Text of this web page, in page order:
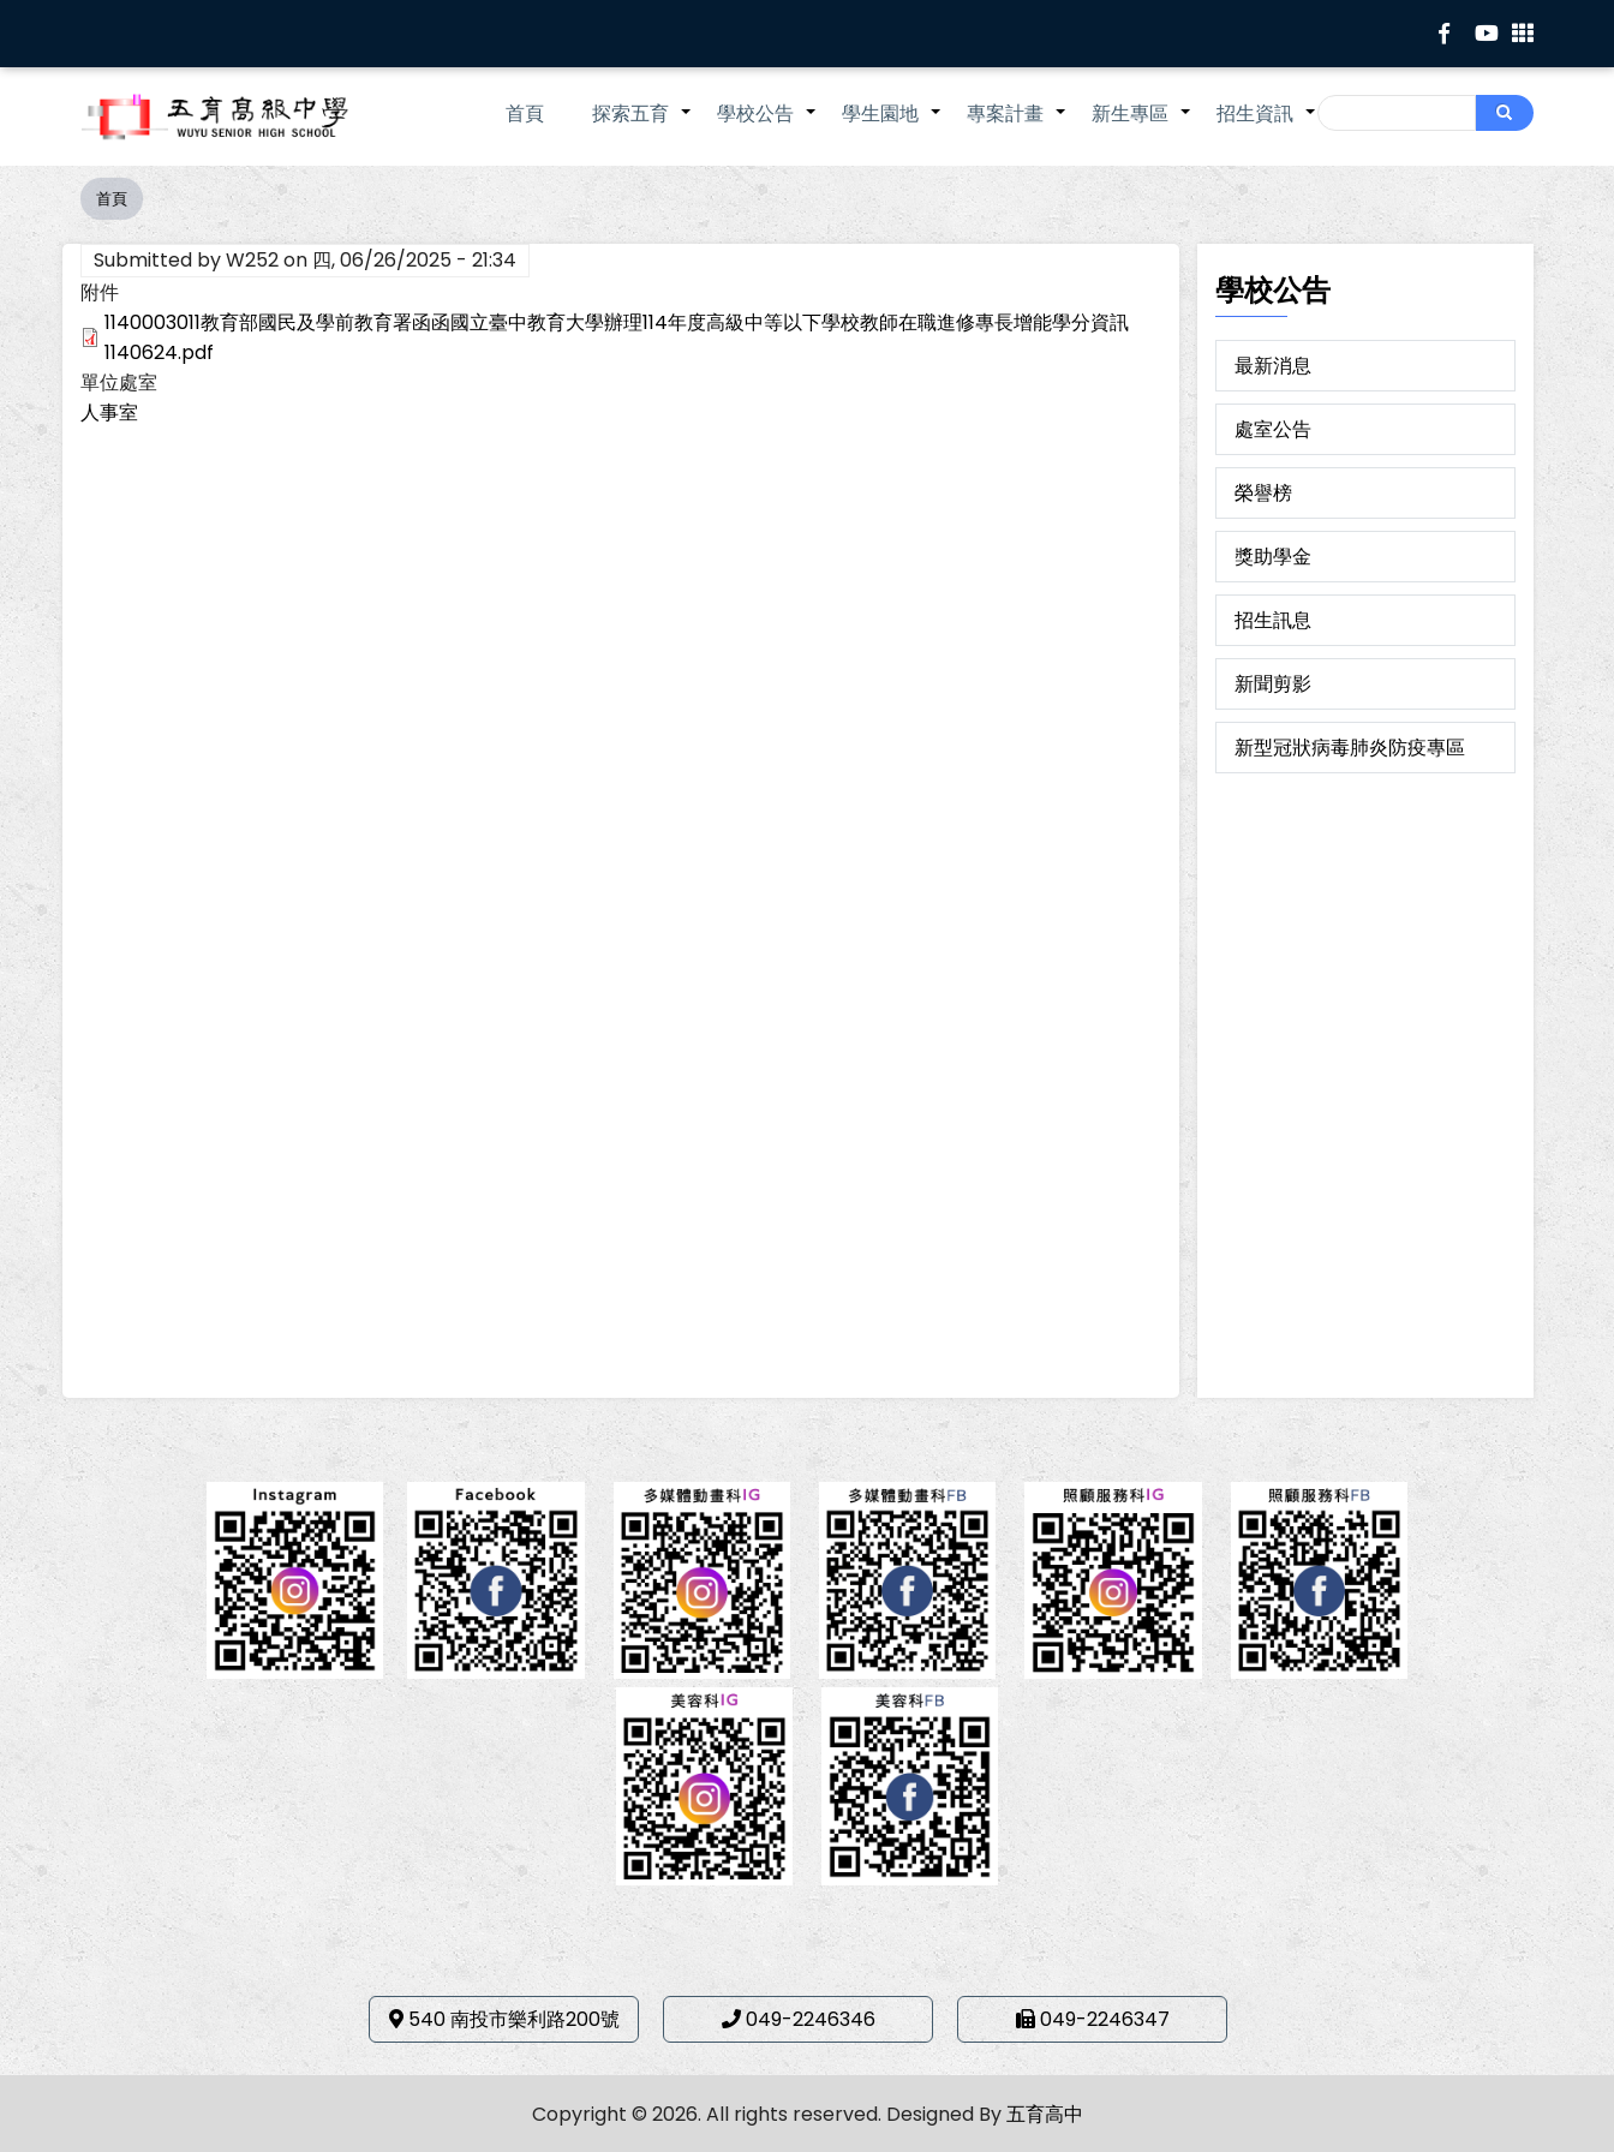
主
Search
Search
Main
navigation
首頁 +
探索五育 +
學校公告 +
學生園地 +
專案計畫 +
新生專區 +
招生資訊
導
航
連
結
首頁
Submitted byW252on 四, 06/26/2025 - 21:34
附件
1140003011教育部國民及學前教育署函函國立臺中教育大學辦理114年度高級中等以下學校教師在職進修專長增能學分資訊
1140624.pdf
單位處室
人事室
學校公告
最新消息
處室公告
榮譽榜
獎助學金
招生訊息
新聞剪影
新型冠狀病毒肺炎防疫專區
540 南投市樂利路200號 049-2246346 049-2246347
Copyright © 2026. All rights reserved. Designed By五育高中